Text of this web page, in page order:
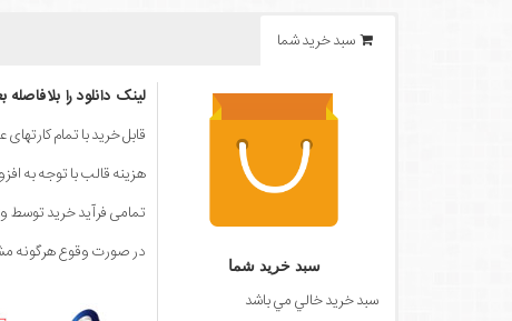
سبد خرید شما
سبد خرید شما
سبد خرید خالي مي باشد
لینک دانلود را
قابل خرید با تمام
هزینه قالب با توجه به
تمامی فرآید خرید
در صورت وقوع هرگونه